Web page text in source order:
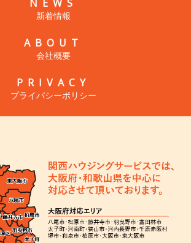
NEWS
新着情報
ABOUT
会社概要
PRIVACY
プライバシーポリシー